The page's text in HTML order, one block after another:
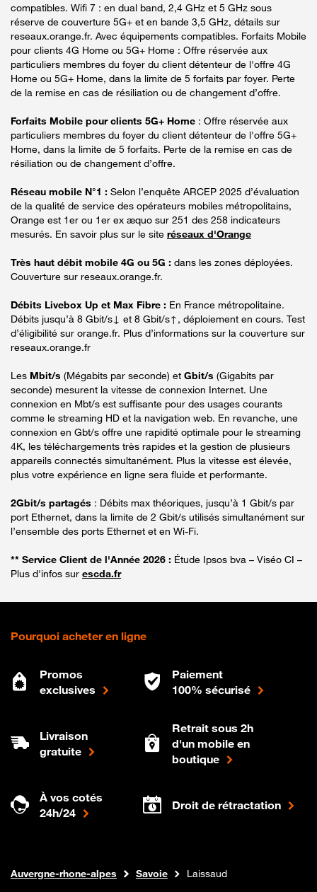
compatibles. Wifi 7 : en dual band, 2,4 GHz et 5 GHz sous
réserve de couverture 5G+ et en bande 3,5 GHz, détails sur
reseaux.orange.fr. Avec équipements compatibles. Forfaits Mobile
pour clients 4G Home ou 5G+ Home : Offre réservée aux
particuliers membres du foyer du client détenteur de l'offre 4G
Home ou 5G+ Home, dans la limite de 5 forfaits par foyer. Perte
de la remise en cas de résiliation ou de changement d’offre.
Forfaits Mobile pour clients 5G+ Home : Offre réservée aux
particuliers membres du foyer du client détenteur de l'offre 5G+
Home, dans la limite de 5 forfaits. Perte de la remise en cas de
résiliation ou de changement d’offre.
Réseau mobile N°1 : Selon l’enquête ARCEP 2025 d’évaluation
de la qualité de service des opérateurs mobiles métropolitains,
Orange est 1er ou 1er ex æquo sur 251 des 258 indicateurs
mesurés. En savoir plus sur le site réseaux d'Orange
Très haut débit mobile 4G ou 5G : dans les zones déployées.
Couverture sur reseaux.orange.fr.
Débits Livebox Up et Max Fibre : En France métropolitaine.
Débits jusqu’à 8 Gbit/s↓ et 8 Gbit/s↑, déploiement en cours. Test
d’éligibilité sur orange.fr. Plus d’informations sur la couverture sur
reseaux.orange.fr
Les Mbit/s (Mégabits par seconde) et Gbit/s (Gigabits par
seconde) mesurent la vitesse de connexion Internet. Une
connexion en Mbt/s est suffisante pour des usages courants
comme le streaming HD et la navigation web. En revanche, une
connexion en Gbt/s offre une rapidité optimale pour le streaming
4K, les téléchargements très rapides et la gestion de plusieurs
appareils connectés simultanément. Plus la vitesse est élevée,
plus votre expérience en ligne sera fluide et performante.
2Gbit/s partagés : Débits max théoriques, jusqu’à 1 Gbit/s par
port Ethernet, dans la limite de 2 Gbit/s utilisés simultanément sur
l’ensemble des ports Ethernet et en Wi-Fi.
** Service Client de l'Année 2026 : Étude Ipsos bva – Viséo CI –
Plus d'infos sur escda.fr
Pourquoi acheter en ligne
Promos
exclusives
Paiement
100% sécurisé
Livraison
gratuite
Retrait sous 2h
d'un mobile en
boutique
À vos cotés
24h/24
Droit de rétractation
Boutique Orange
Internet fibre
Auvergne-rhone-alpes Savoie Laissaud